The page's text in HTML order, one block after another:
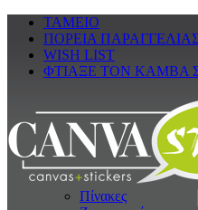
ΤΑΜΕΙΟ
ΠΟΡΕΙΑ
WISH LIST
ΦΤΙΑΞΕ ΤΟΝ ΚΑΜΒΑ
Πίνακες